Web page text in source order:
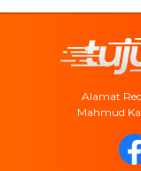
Alamat
Mahmud